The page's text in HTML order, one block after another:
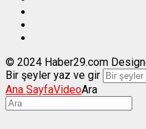
© 2024 Haber29.com
Bir şeyler yaz ve gir
Ana SayfaVideoAra